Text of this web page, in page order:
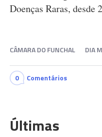
Doenças Raras, desde
CÂMARA DO FUNCHAL DIA
0 Comentários
Últimas